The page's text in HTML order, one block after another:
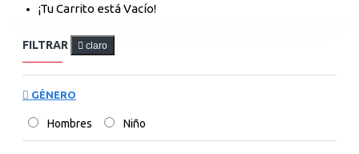
¡Tu Carrito está Vacío!
FILTRAR claro
GÉNERO
Hombres Niño